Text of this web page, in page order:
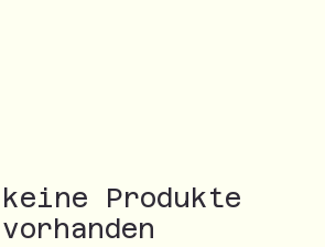
keine Produkte
vorhanden